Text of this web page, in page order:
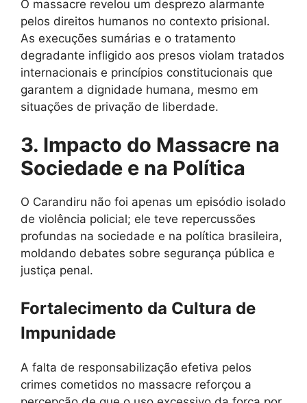
O massacre revelou um desprezo alarmante
pelos direitos humanos no contexto prisional.
As execuções sumárias e o tratamento
degradante infligido aos presos violam tratados
internacionais e princípios constitucionais que
garantem a dignidade humana, mesmo em
situações de privação de liberdade.
3. Impacto do Massacre na
Sociedade e na Política
O Carandiru não foi apenas um episódio isolado
de violência policial; ele teve repercussões
profundas na sociedade e na política brasileira,
moldando debates sobre segurança pública e
justiça penal.
Fortalecimento da Cultura de
Impunidade
A falta de responsabilização efetiva pelos
crimes cometidos no massacre reforçou a